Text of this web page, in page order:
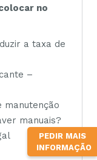
PEDIR MAIS
INFORMAÇÃO
no
a taxa de
–
manutenção
manuais?